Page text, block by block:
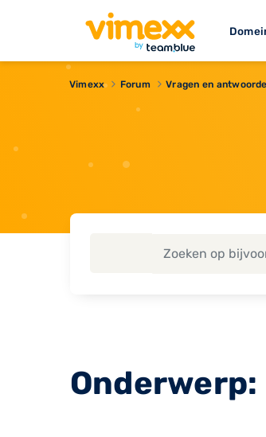
Vimexx Forum Vragen en